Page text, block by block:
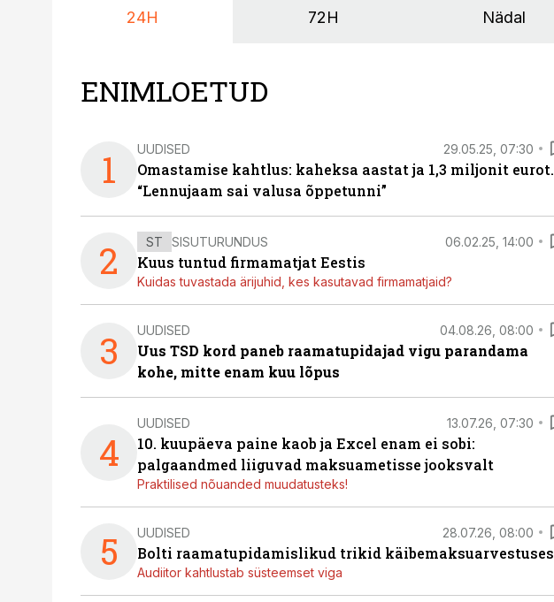
24H 72H Nädal
ENIMLOETUD
1 UUDISED 29.05.25, 07:30
Omastamise kahtlus: kaheksa aastat ja 1,3 miljonit eurot.
“Lennujaam sai valusa õppetunni”
2 ST SISUTURUNDUS 06.02.25, 14:00
Kuus tuntud firmamatjat Eestis
Kuidas tuvastada ärijuhid, kes kasutavad firmamatjaid?
3 UUDISED 04.08.26, 08:00
Uus TSD kord paneb raamatupidajad vigu parandama
kohe, mitte enam kuu lõpus
4
UUDISED 13.07.26, 07:30
10. kuupäeva paine kaob ja Excel enam ei sobi:
palgaandmed liiguvad maksuametisse jooksvalt
Praktilised nõuanded muudatusteks!
5 UUDISED 28.07.26, 08:00
Bolti raamatupidamislikud trikid käibemaksuarvestuses
Audiitor kahtlustab süsteemset viga